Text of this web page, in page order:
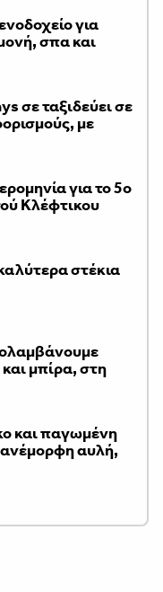
για
σπα και
σε ταξιδεύει σε
με
για το 5ο
Κλέφτικου
στέκια
μπίρα, στη
και παγωμένη
αυλή,